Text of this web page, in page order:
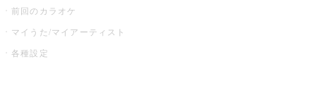
前回のカラオケ
マイうた/マイアーティスト
各種設定